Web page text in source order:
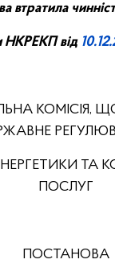
втратила
НКРЕКПвід
КОМІСІЯ,
ТА
ПОСЛУГ
ПОСТАНОВА